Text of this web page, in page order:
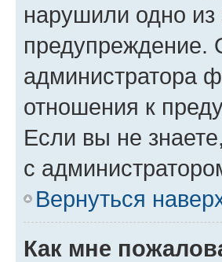
нарушили одно
предупреждение.
администратора
отношения к
Если вы не
с
Вернуться
Как мне